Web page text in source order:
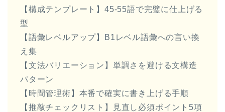
【構成テンプレート】45-55語で完璧に仕上げる
型
【語彙レベルアップ】B1レベル語彙への言い換
え集
【文法バリエーション】単調さを避ける文構造
パターン
【時間管理術】本番で確実に書き上げる手順
【推敲チェックリスト】見直し必須ポイント5項